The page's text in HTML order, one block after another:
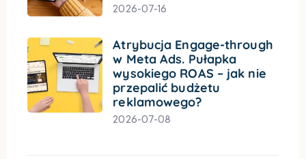
2026-07-16
Atrybucja Engage-through
w Meta Ads. Pułapka
wysokiego ROAS – jak nie
przepalić budżetu
reklamowego?
2026-07-08